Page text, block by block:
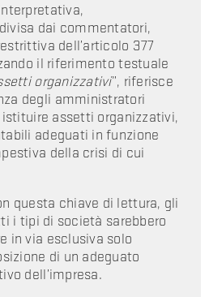
dai commentatori,
dell’articolo 377
il riferimento testuale
organizzativi”, riferisce
degli amministratori
assetti organizzativi,
adeguati in funzione
della crisi di cui
questa chiave di lettura, gli
i tipi di società sarebbero
in via esclusiva solo
di un adeguato
dell’impresa.